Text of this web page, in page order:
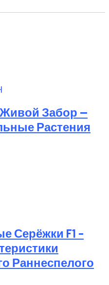
Забор —
Растения
Серёжки F1 –
Раннеспелого